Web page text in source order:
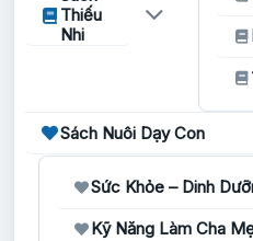
Thiếu
Nhi
Sách Nuôi Dạy Con
Sức Khỏe – Dinh
Kỹ Năng Làm Cha